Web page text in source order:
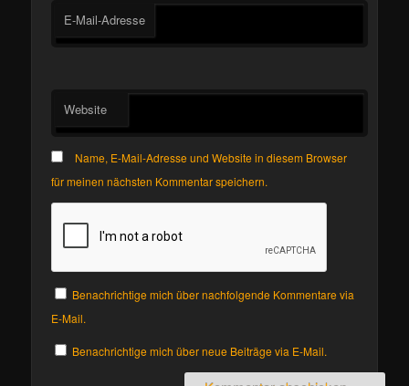
E-Mail-Adresse
Website
Name, E-Mail-Adresse und Website in diesem Browser
für meinen nächsten Kommentar speichern.
Benachrichtige mich über nachfolgende Kommentare via
E-Mail.
Benachrichtige mich über neue Beiträge via E-Mail.